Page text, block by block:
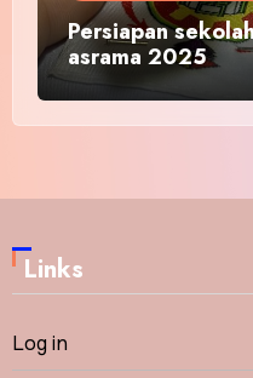
Persiapan
asrama 2025
Links
Log in